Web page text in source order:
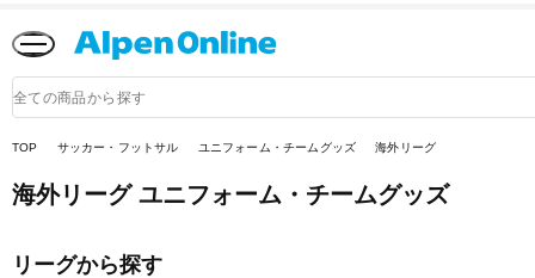
品
検
TOP
サッカー・フットサル ユニフォーム・チームグッズ 海外リーグ
海外リーグ ユニフォーム・チームグッズ
リーグから探す